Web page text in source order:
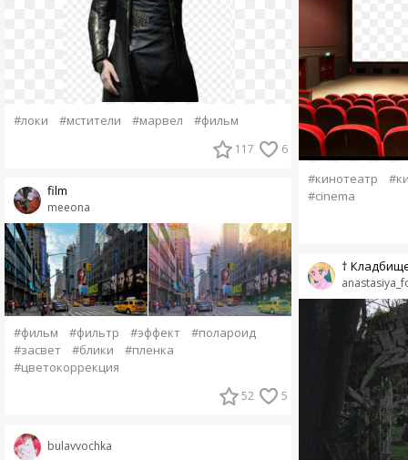
#локи #мстители #марвел #фильм
117 6
meeona
film
#фильм #фильтр #эффект
#полароид
#засвет
#блики
#пленка
#цветокоррекция
52 5
bulavvochka
#кинотеатр
#cinema
†